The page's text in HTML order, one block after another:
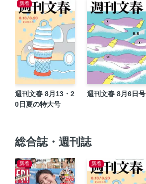
新着
週刊文春 8月13・2
0日夏の特大号
週刊文春 8月6日号
総合誌・週刊誌
新着 新着